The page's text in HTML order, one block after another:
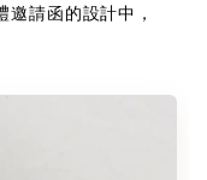
請函的設計中，